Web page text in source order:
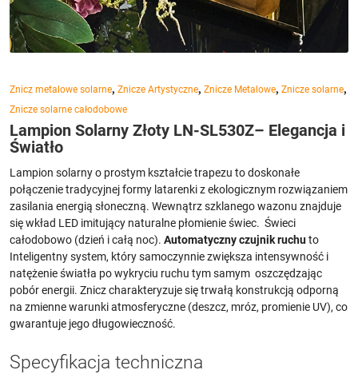
Znicz metalowe solarne, Znicze Artystyczne, Znicze Metalowe, Znicze solarne,
Znicze solarne całodobowe
Lampion Solarny Złoty LN-SL530Z– Elegancja i
Światło
Lampion solarny o prostym kształcie trapezu to doskonałe
połączenie tradycyjnej formy latarenki z ekologicznym rozwiązaniem
zasilania energią słoneczną. Wewnątrz szklanego wazonu znajduje
się wkład LED imitujący naturalne płomienie świec. Świeci
całodobowo (dzień i całą noc). Automatyczny czujnik ruchuto
Inteligentny system, który samoczynnie zwiększa intensywność i
natężenie światła po wykryciu ruchu tym samym oszczędzając
pobór energii. Znicz charakteryzuje się trwałą konstrukcją odporną
na zmienne warunki atmosferyczne (deszcz, mróz, promienie UV), co
gwarantuje jego długowieczność.
Specyfikacja techniczna